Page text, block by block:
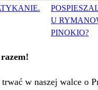
U
PINOKIO?
w naszej walce o